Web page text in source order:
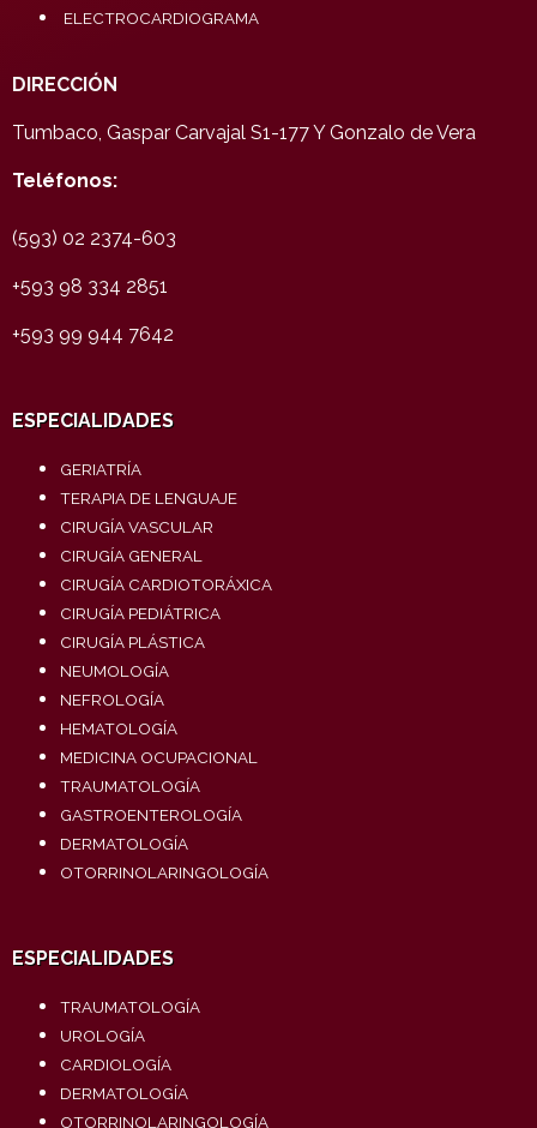
ELECTROCARDIOGRAMA
DIRECCIÓN
Tumbaco, Gaspar Carvajal S1-177 Y Gonzalo de Vera
Teléfonos:
(593) 02 2374-603
+593 98 334 2851
+593 99 944 7642
ESPECIALIDADES
GERIATRÍA
TERAPIA DE LENGUAJE
CIRUGÍA VASCULAR
CIRUGÍA GENERAL
CIRUGÍA CARDIOTORÁXICA
CIRUGÍA PEDIÁTRICA
CIRUGÍA PLÁSTICA
NEUMOLOGÍA
NEFROLOGÍA
HEMATOLOGÍA
MEDICINA OCUPACIONAL
TRAUMATOLOGÍA
GASTROENTEROLOGÍA
DERMATOLOGÍA
OTORRINOLARINGOLOGÍA
ESPECIALIDADES
TRAUMATOLOGÍA
UROLOGÍA
CARDIOLOGÍA
DERMATOLOGÍA
OTORRINOLARINGOLOGÍA